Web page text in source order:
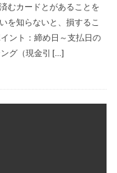
むカードとがあることを
を知らないと、損するこ
ント：締め日～支払日の
グ（現金引 […]